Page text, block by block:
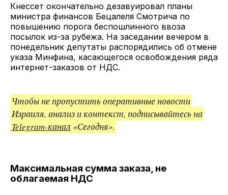
Кнессет окончательно дезавуировал планы
министра финансов Бецалеля Смотрича по
повышению порога беспошлинного ввоза
посылок из-за рубежа. На заседании вечером в
понедельник депутаты распорядились об отмене
указа Минфина, касающегося освобождения ряда
интернет-заказов от НДС.
Чтобы не пропустить оперативные новости
Израиля, анализ и контекст, подписывайтесь на
Telegram-канал «Сегодня».
Максимальная сумма заказа, не
облагаемая НДС